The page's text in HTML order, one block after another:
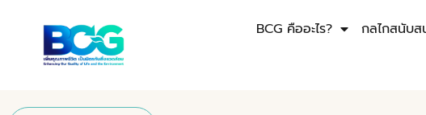
BCG คืออะไร? กลไกสนับส